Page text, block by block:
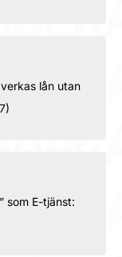
lån utan
som E-tjänst: